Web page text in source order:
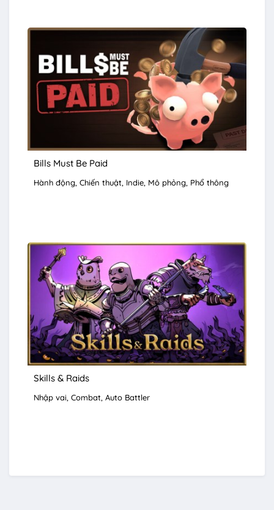
Bills Must Be Paid
Hành động Chiến thuật Indie Mô phỏng Phổ thông
Skills & Raids
Nhập vai Combat Auto Battler